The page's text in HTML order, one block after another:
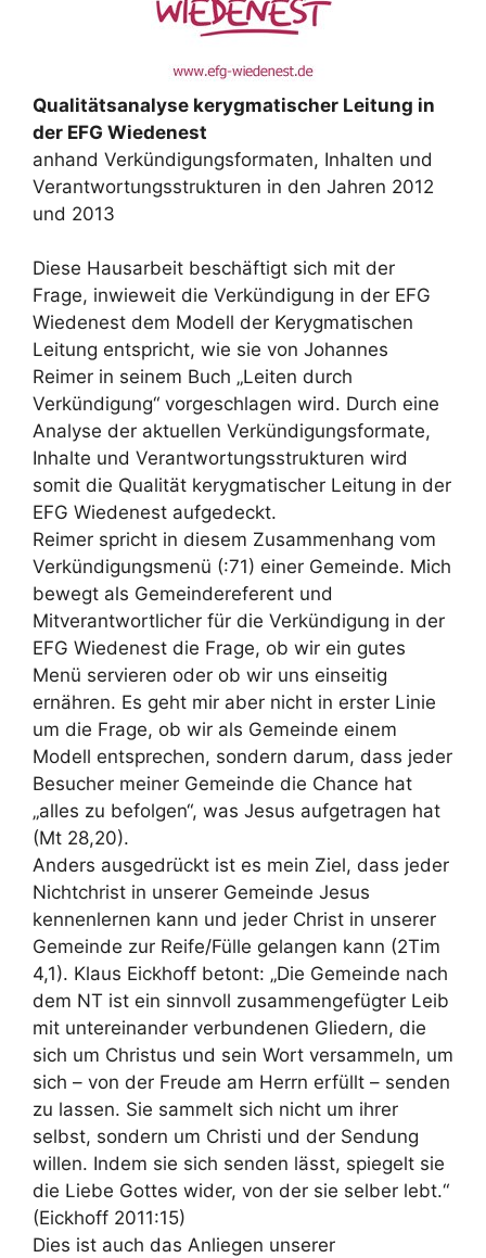
Qualitätsanalyse kerygmatischer Leitung in
der EFG Wiedenest
anhand Verkündigungsformaten, Inhalten und
Verantwortungsstrukturen in den Jahren 2012
und 2013
Diese Hausarbeit beschäftigt sich mit der
Frage, inwieweit die Verkündigung in der EFG
Wiedenest dem Modell der Kerygmatischen
Leitung entspricht, wie sie von Johannes
Reimer in seinem Buch „Leiten durch
Verkündigung“ vorgeschlagen wird. Durch eine
Analyse der aktuellen Verkündigungsformate,
Inhalte und Verantwortungsstrukturen wird
somit die Qualität kerygmatischer Leitung in der
EFG Wiedenest aufgedeckt.
Reimer spricht in diesem Zusammenhang vom
Verkündigungsmenü (:71) einer Gemeinde. Mich
bewegt als Gemeindereferent und
Mitverantwortlicher für die Verkündigung in der
EFG Wiedenest die Frage, ob wir ein gutes
Menü servieren oder ob wir uns einseitig
ernähren. Es geht mir aber nicht in erster Linie
um die Frage, ob wir als Gemeinde einem
Modell entsprechen, sondern darum, dass jeder
Besucher meiner Gemeinde die Chance hat
„alles zu befolgen“, was Jesus aufgetragen hat
(Mt 28,20).
Anders ausgedrückt ist es mein Ziel, dass jeder
Nichtchrist in unserer Gemeinde Jesus
kennenlernen kann und jeder Christ in unserer
Gemeinde zur Reife/Fülle gelangen kann (2Tim
4,1). Klaus Eickhoff betont: „Die Gemeinde nach
dem NT ist ein sinnvoll zusammengefügter Leib
mit untereinander verbundenen Gliedern, die
sich um Christus und sein Wort versammeln, um
sich – von der Freude am Herrn erfüllt – senden
zu lassen. Sie sammelt sich nicht um ihrer
selbst, sondern um Christi und der Sendung
willen. Indem sie sich senden lässt, spiegelt sie
die Liebe Gottes wider, von der sie selber lebt.“
(Eickhoff 2011:15)
Dies ist auch das Anliegen unserer